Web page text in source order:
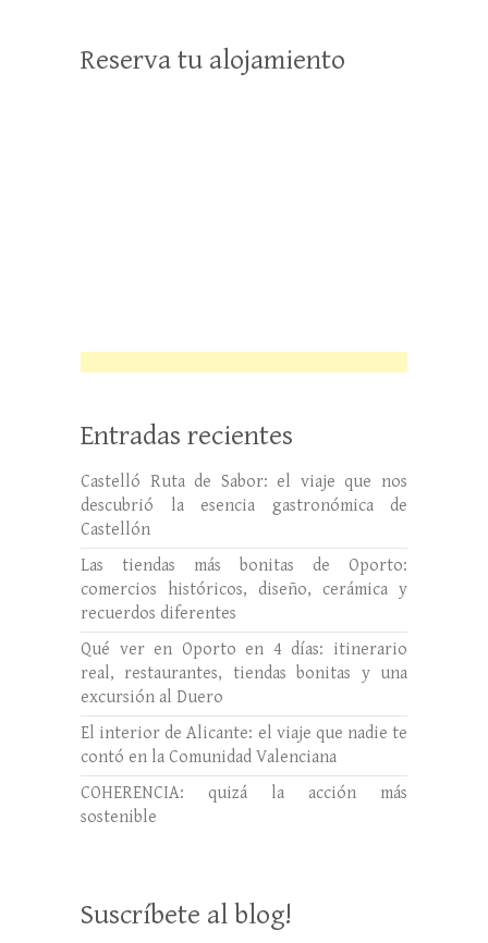
Reserva tu alojamiento
Entradas recientes
Castelló Ruta de Sabor: el viaje que nos
descubrió la esencia gastronómica de
Castellón
Las tiendas más bonitas de Oporto:
comercios históricos, diseño, cerámica y
recuerdos diferentes
Qué ver en Oporto en 4 días: itinerario
real, restaurantes, tiendas bonitas y una
excursión al Duero
El interior de Alicante: el viaje que nadie te
contó en la Comunidad Valenciana
COHERENCIA: quizá la acción más
sostenible
Suscríbete al blog!